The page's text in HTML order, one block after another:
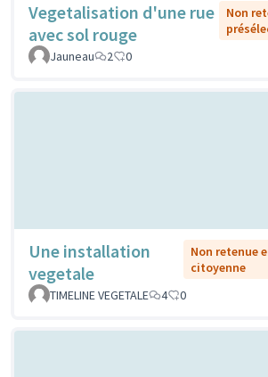
Vegetalisation d'une rue
avec sol rouge
Non
Jauneau
2 0
Une installation
vegetale
Non retenue
citoyenne
TIMELINE VEGETALE
4 0